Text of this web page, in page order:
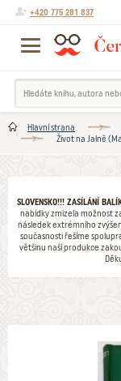
+420 775 281 837
Hlavní strana
Život na Jalně
SLOVENSKO!!! ZASÍLÁNÍ
nabídky zmizela možnost
následek extrémního
současnosti řešíme
většinu naší produkce